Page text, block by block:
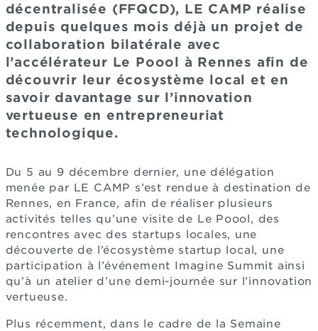
décentralisée (FFQCD), LE CAMP réalise
depuis quelques mois déjà un projet de
collaboration bilatérale avec
l’accélérateur Le Poool à Rennes afin de
découvrir leur écosystème local et en
savoir davantage sur l’innovation
vertueuse en entrepreneuriat
technologique.
Du 5 au 9 décembre dernier, une délégation
menée par LE CAMP s’est rendue à destination de
Rennes, en France, afin de réaliser plusieurs
activités telles qu’une visite de Le Poool, des
rencontres avec des startups locales, une
découverte de l’écosystème startup local, une
participation à l’événement Imagine Summit ainsi
qu’à un atelier d’une demi-journée sur l’innovation
vertueuse.
Plus récemment, dans le cadre de la Semaine